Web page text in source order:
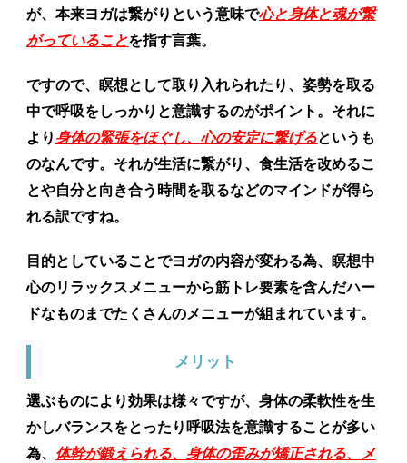
が、本来ヨガは繋がりという意味で心と身体と魂が繋
がっていることを指す言葉。
ですので、瞑想として取り入れられたり、姿勢を取る
中で呼吸をしっかりと意識するのがポイント。それに
より 身体の緊張をほぐし、心の安定に繋げるというも
のなんです。それが生活に繋がり、食生活を改めるこ
とや自分と向き合う時間を取るなどのマインドが得ら
れる訳ですね。
目的としていることでヨガの内容が変わる為、瞑想中
心のリラックスメニューから筋トレ要素を含んだハー
ドなものまでたくさんのメニューが組まれています。
メリット
選ぶものにより効果は様々ですが、身体の柔軟性を生
かしバランスをとったり呼吸法を意識することが多い
為、 体幹が鍛えられる、身体の歪みが矯正される、メ